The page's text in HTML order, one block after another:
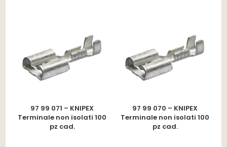
97 99 071 – KNIPEX
Terminale non isolati 100
pz cad.
97 99 070 – KNIPEX
Terminale non isolati 100
pz cad.